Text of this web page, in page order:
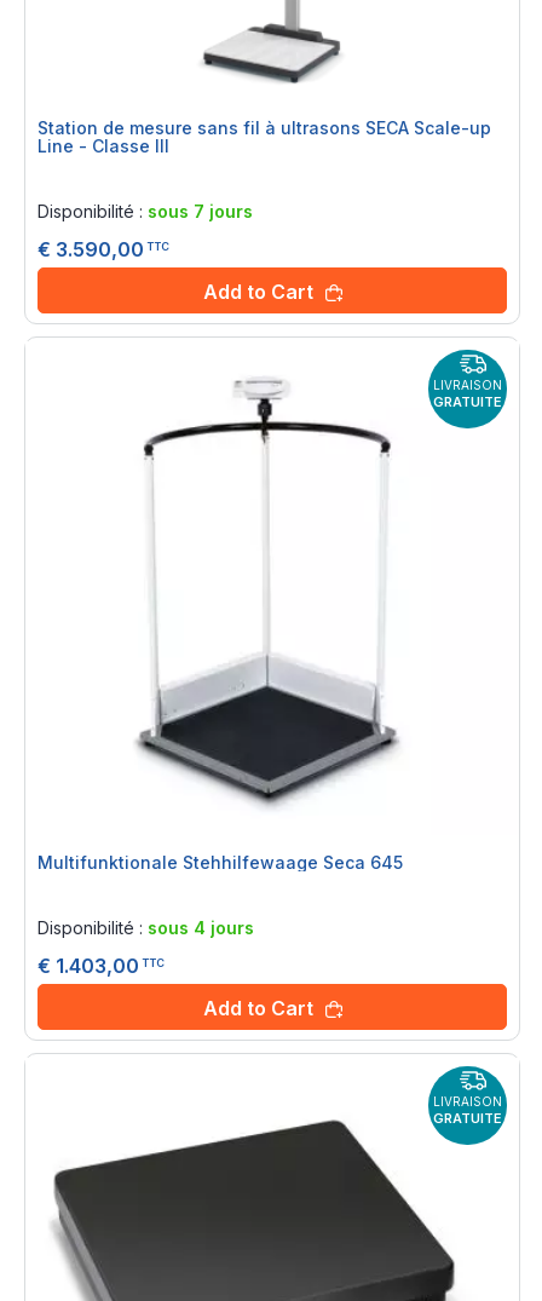
Station de mesure sans fil à ultrasons SECA Scale-up
Line - Classe III
Disponibilité : sous 7 jours
€ 3.590,00 TTC
Add to Cart
LIVRAISON
GRATUITE
Multifunktionale Stehhilfewaage Seca 645
Disponibilité : sous 4 jours
€ 1.403,00 TTC
Add to Cart
LIVRAISON
GRATUITE